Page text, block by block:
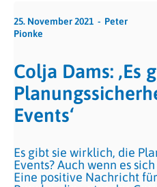
25. November 2021
Peter
Pionke
Colja Dams: ‚Es
Events‘
Es gibt sie wirklich, die
Events? Auch wenn es
Eine positive Nachricht